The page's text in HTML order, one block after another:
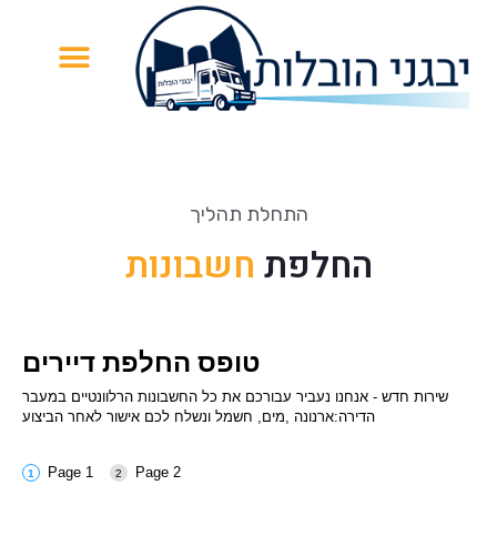
התחלת תהליך
החלפת חשבונות